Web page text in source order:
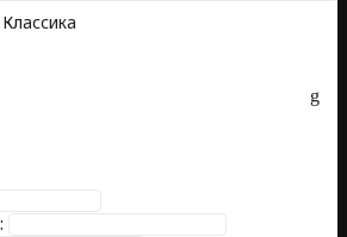
Классика